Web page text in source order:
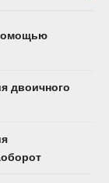
двоичного